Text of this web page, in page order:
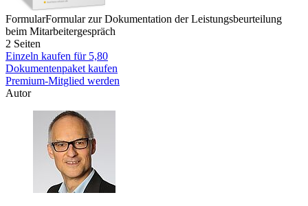
FormularFormular zur Dokumentation der Leistungsbeurteilung
beim Mitarbeitergespräch
2 Seiten
Einzeln kaufen für 5,80
Dokumentenpaket kaufen
Premium-Mitglied werden
Autor